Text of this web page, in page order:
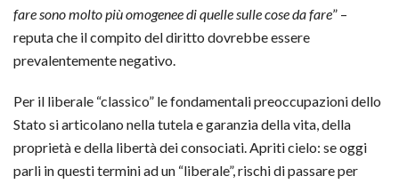
fare sono molto più omogenee di quelle sulle cose da fare” –
reputa che il compito del diritto dovrebbe essere
prevalentemente negativo.
Per il liberale “classico” le fondamentali preoccupazioni dello
Stato si articolano nella tutela e garanzia della vita, della
proprietà e della libertà dei consociati. Apriti cielo: se oggi
parli in questi termini ad un “liberale”, rischi di passare per